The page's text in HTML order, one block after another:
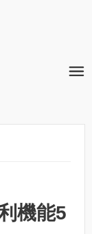
機能5